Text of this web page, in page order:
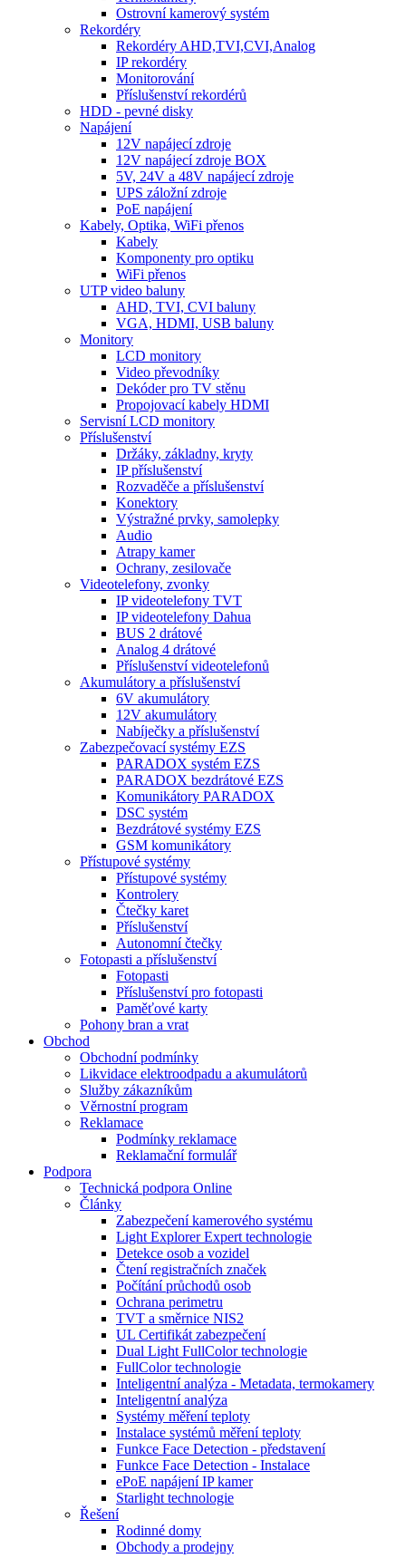
Ostrovní kamerový systém
Rekordéry
Rekordéry AHD,TVI,CVI,Analog
IP rekordéry
Monitorování
Příslušenství rekordérů
HDD - pevné disky
Napájení
12V napájecí zdroje
12V napájecí zdroje BOX
5V, 24V a 48V napájecí zdroje
UPS záložní zdroje
PoE napájení
Kabely, Optika, WiFi přenos
Kabely
Komponenty pro optiku
WiFi přenos
UTP video baluny
AHD, TVI, CVI baluny
VGA, HDMI, USB baluny
Monitory
LCD monitory
Video převodníky
Dekóder pro TV stěnu
Propojovací kabely HDMI
Servisní LCD monitory
Příslušenství
Držáky, základny, kryty
IP příslušenství
Rozvaděče a příslušenství
Konektory
Výstražné prvky, samolepky
Audio
Atrapy kamer
Ochrany, zesilovače
Videotelefony, zvonky
IP videotelefony TVT
IP videotelefony Dahua
BUS 2 drátové
Analog 4 drátové
Příslušenství videotelefonů
Akumulátory a příslušenství
6V akumulátory
12V akumulátory
Nabíječky a příslušenství
Zabezpečovací systémy EZS
PARADOX systém EZS
PARADOX bezdrátové EZS
Komunikátory PARADOX
DSC systém
Bezdrátové systémy EZS
GSM komunikátory
Přístupové systémy
Přístupové systémy
Kontrolery
Čtečky karet
Příslušenství
Autonomní čtečky
Fotopasti a příslušenství
Fotopasti
Příslušenství pro fotopasti
Paměťové karty
Pohony bran a vrat
Obchod
Obchodní podmínky
Likvidace elektroodpadu a akumulátorů
Služby zákazníkům
Věrnostní program
Reklamace
Podmínky reklamace
Reklamační formulář
Podpora
Technická podpora Online
Články
Zabezpečení kamerového systému
Light Explorer Expert technologie
Detekce osob a vozidel
Čtení registračních značek
Počítání průchodů osob
Ochrana perimetru
TVT a směrnice NIS2
UL Certifikát zabezpečení
Dual Light FullColor technologie
FullColor technologie
Inteligentní analýza - Metadata, termokamery
Inteligentní analýza
Systémy měření teploty
Instalace systémů měření teploty
Funkce Face Detection - představení
Funkce Face Detection - Instalace
ePoE napájení IP kamer
Starlight technologie
Řešení
Rodinné domy
Obchody a prodejny